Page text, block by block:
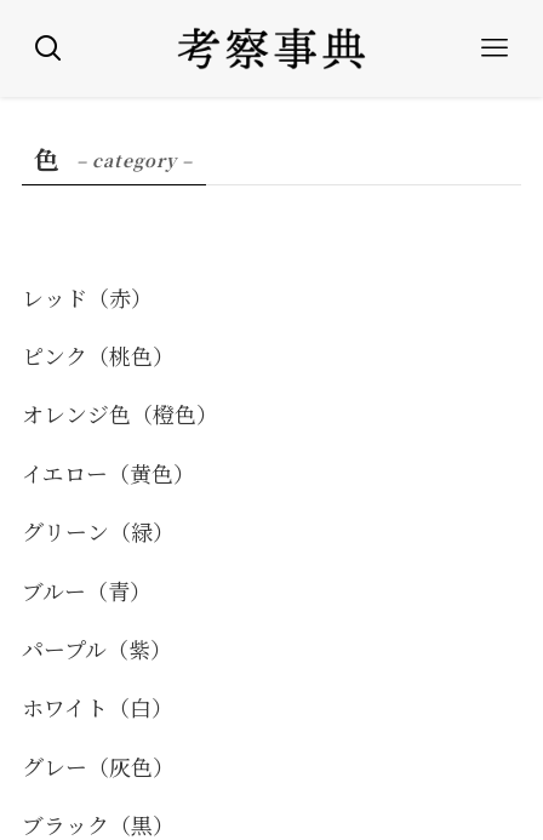
色 – category –
レッド（赤）
ピンク（桃色）
オレンジ色（橙色）
イエロー（黄色）
グリーン（緑）
ブルー（青）
パープル（紫）
ホワイト（白）
グレー（灰色）
ブラック（黒）